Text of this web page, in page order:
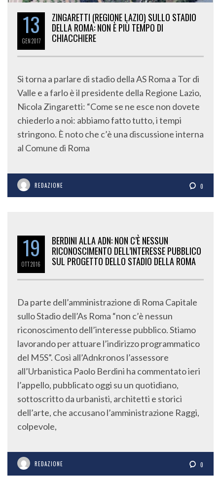
13
GEN 2017
DELLA ROMA: NON È PIÙ TEMPO DI
CHIACCHIERE
Valle e a farlo è il presidente della Regione Lazio,
Nicola Zingaretti: “Come se ne esce non dovete
chiederlo a noi: abbiamo fatto tutto, i tempi
stringono. È noto che c’è una discussione interna
al Comune di Roma
19
OTT 2016
BERDINI ALLA ADN: NON C’È NESSUN
RICONOSCIMENTO DELL’INTERESSE PUBBLICO
SUL PROGETTO DELLO STADIO DELLA ROMA
sullo Stadio dell’As Roma “non c’è nessun
riconoscimento dell’interesse pubblico. Stiamo
lavorando per attuare l’indirizzo programmatico
del M5S”. Così all’Adnkronos l’assessore
all’Urbanistica Paolo Berdini ha commentato ieri
l’appello, pubblicato oggi su un quotidiano,
sottoscritto da urbanisti, architetti e storici
dell’arte, che accusano l’amministrazione Raggi,
colpevole,